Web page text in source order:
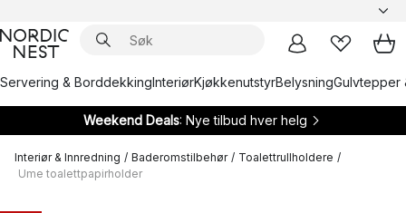
Servering & BorddekkingInteriørKjøkkenutstyrBelysningGulvtepper
Weekend Deals: Nye tilbud hver helg
Interiør & Innredning / Baderomstilbehør / Toalettrullholdere /
Ume toalettpapirholder